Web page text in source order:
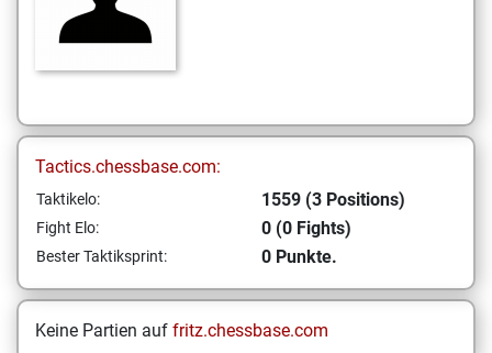
Tactics.chessbase.com:
Taktikelo: 1559 (3 Positions)
Fight Elo: 0 (0 Fights)
Bester Taktiksprint: 0 Punkte.
Keine Partien auf fritz.chessbase.com